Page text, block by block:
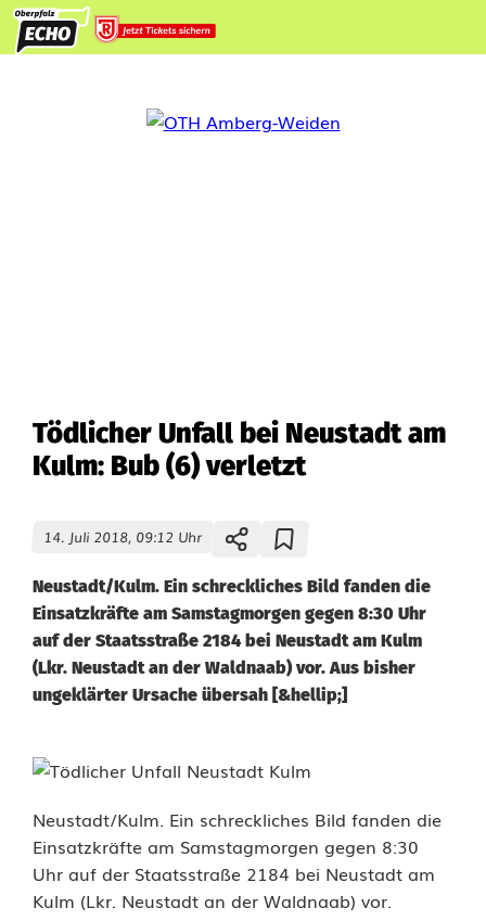
Tödlicher Unfall bei Neustadt am
Kulm: Bub (6) verletzt
14. Juli 2018, 09:12 Uhr
Neustadt/Kulm. Ein schreckliches Bild fanden die
Einsatzkräfte am Samstagmorgen gegen 8:30 Uhr
auf der Staatsstraße 2184 bei Neustadt am Kulm
(Lkr. Neustadt an der Waldnaab) vor. Aus bisher
ungeklärter Ursache übersah [&hellip;]
T
ö
d
l
Neustadt/Kulm. Ein schreckliches Bild fanden die
Einsatzkräfte am Samstagmorgen gegen 8:30
Uhr auf der Staatsstraße 2184 bei Neustadt am
Kulm (Lkr. Neustadt an der Waldnaab) vor.